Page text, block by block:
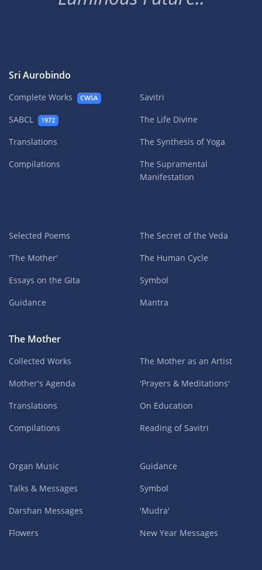
Sri Aurobindo
Complete Works CWSA
SABCL 1972
Translations
Compilations
Savitri
The Life Divine
The Synthesis of Yoga
The Supramental
Manifestation
Selected Poems
'The Mother'
Essays on the Gita
Guidance
The Secret of the Veda
The Human Cycle
Symbol
Mantra
The Mother
Collected Works
Mother's Agenda
Translations
Compilations
The Mother as an Artist
'Prayers & Meditations'
On Education
Reading of Savitri
Organ Music
Talks & Messages
Darshan Messages
Flowers
Guidance
Symbol
'Mudra'
New Year Messages